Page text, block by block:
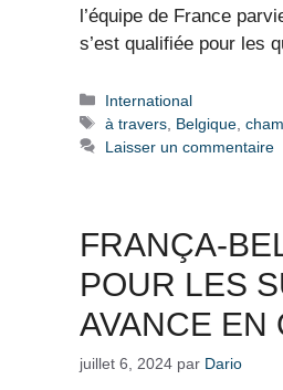
l’équipe de France
s’est qualifiée pour les
Catégories
International
Étiquettes
à travers Belgique ,
Laisser un commentaire
FRANÇA-
POUR LES
AVANCE EN
juillet 6, 2024 par Dario